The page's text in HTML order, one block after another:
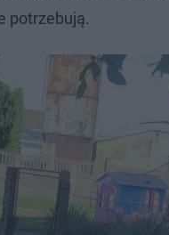
potrzebują.